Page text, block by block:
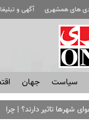
های همشهری آگهی و
سياست جهان
شهرها تاثیر دارند؟ |